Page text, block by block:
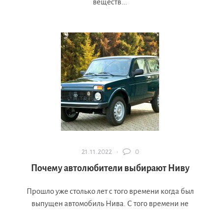
веществ...
21.11.2022 · 0
Почему автолюбители выбирают Ниву
Прошло уже столько лет с того времени когда был
выпущен автомобиль Нива. С того времени не